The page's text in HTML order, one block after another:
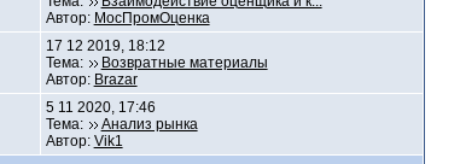
Автор: МосПромОценка
17 12 2019, 18:12
Тема:
Возвратные материалы
Автор: Brazar
5 11 2020, 17:46
Тема:
Анализ рынка
Автор: Vik1